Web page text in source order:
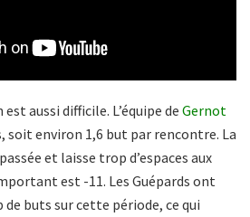
aussi difficile. L’équipe de Gernot
soit environ 1,6 but par rencontre. La
et laisse trop d’espaces aux
est -11. Les Guépards ont
buts sur cette période, ce qui